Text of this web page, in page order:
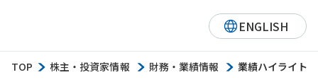
TOP 株主・投資家情報 財務・業績情報 業績ハイライト
ENGLISH